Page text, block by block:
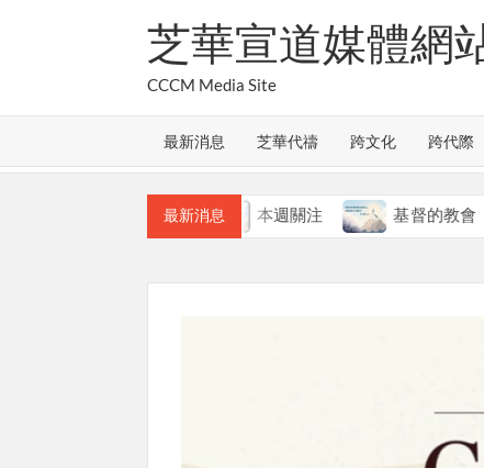
芝華宣道媒體網
CCCM Media Site
最新消息 芝華代禱 跨文化 跨代際
最新消息
本週關注 基督的教會